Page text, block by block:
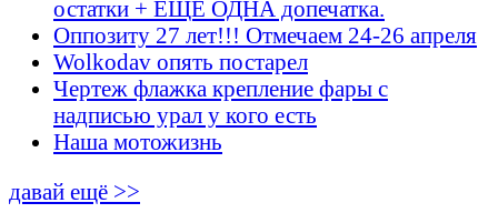
остатки + ЕЩЁ ОДНА допечатка.
Оппозиту 27 лет!!! Отмечаем 24-26 апреля
Wolkodav опять постарел
Чертеж флажка крепление фары с
надписью урал у кого есть
Наша мотожизнь
давай ещё >>